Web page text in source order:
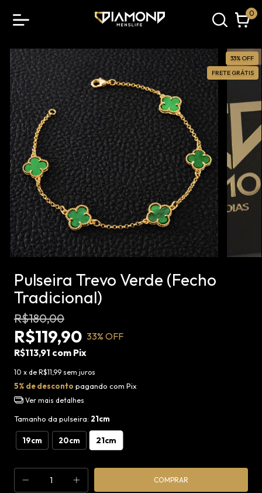
0
33% OFF
FRETE GRÁTIS
Pulseira Trevo Verde (Fecho
Tradicional)
R$180,00
R$119,90 33% OFF
R$113,91 com Pix
10 x de R$11,99 sem juros
5% de desconto pagando com Pix
Ver mais detalhes
Tamanho da pulseira: 21cm
19cm 20cm 21cm